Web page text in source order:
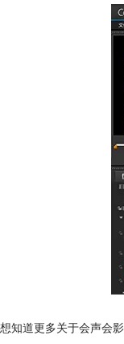
想知道更多关于会声会